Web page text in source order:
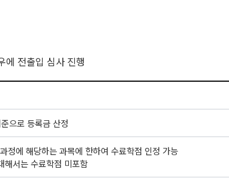
에 전출입 심사 진행
으로 등록금 산정
정에 해당하는 과목에 한하여 수료학점 인정 가능
해서는 수료학점 미포함